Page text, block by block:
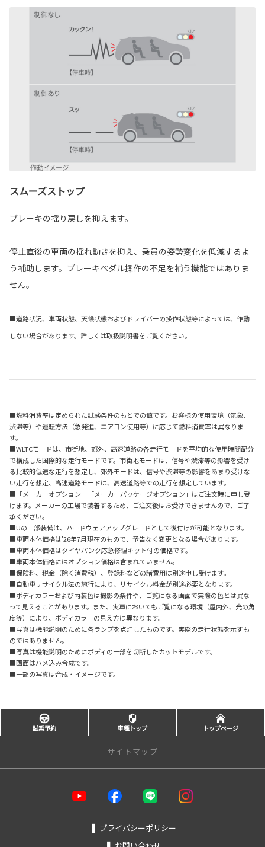
スムーズストップ
ブレーキの揺り戻しを抑えます。
停止直後の車両の揺れ動きを抑え、乗員の姿勢変化を低減するよ
う補助します。ブレーキペダル操作の不足を補う機能ではありま
せん。
■道路状況、車両状態、天候状態およびドライバーの操作状態等によっては、作動
しない場合があります。詳しくは取扱説明書をご覧ください。
■燃料消費率は定められた試験条件のもとでの値です。お客様の使用環境（気象、
渋滞等）や運転方法（急発進、エアコン使用等）に応じて燃料消費率は異なりま
す。
■WLTCモードは、市街地、郊外、高速道路の各走行モードを平均的な使用時間配分
で構成した国際的な走行モードです。市街地モードは、信号や渋滞等の影響を受け
る比較的低速な走行を想定し、郊外モードは、信号や渋滞等の影響をあまり受けな
い走行を想定、高速道路モードは、高速道路等での走行を想定しています。
■「メーカーオプション」「メーカーパッケージオプション」はご注文時に申し受
けます。メーカーの工場で装着するため、ご注文後はお受けできませんので、ご了
承ください。
■Uの一部装備は、ハードウェアアップグレードとして後付けが可能となります。
■車両本体価格は'26年7月現在のもので、予告なく変更となる場合があります。
■車両本体価格はタイヤパンク応急修理キット付の価格です。
■車両本体価格にはオプション価格は含まれていません。
■保険料、税金（除く消費税）、登録料などの諸費用は別途申し受けます。
■自動車リサイクル法の施行により、リサイクル料金が別途必要となります。
■ボディカラーおよび内装色は撮影の条件や、ご覧になる画面で実際の色とは異な
って見えることがあります。また、実車においてもご覧になる環境（屋内外、光の角
度等）により、ボディカラーの見え方は異なります。
■写真は機能説明のために各ランプを点灯したものです。実際の走行状態を示すも
のではありません。
■写真は機能説明のためにボディの一部を切断したカットモデルです。
■画面はハメ込み合成です。
■一部の写真は合成・イメージです。
試乗予約 車種トップ トップページ
サイトマップ
❚ プライバシーポリシー